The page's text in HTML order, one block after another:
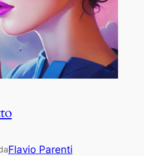
Flavio Parenti